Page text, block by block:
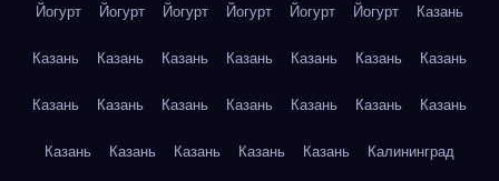
Йогурт Йогурт Йогурт Йогурт Йогурт Йогурт Казань
Казань Казань Казань Казань Казань Казань Казань
Казань Казань Казань Казань Казань Казань Казань
Казань Казань Казань Казань Казань Калининград